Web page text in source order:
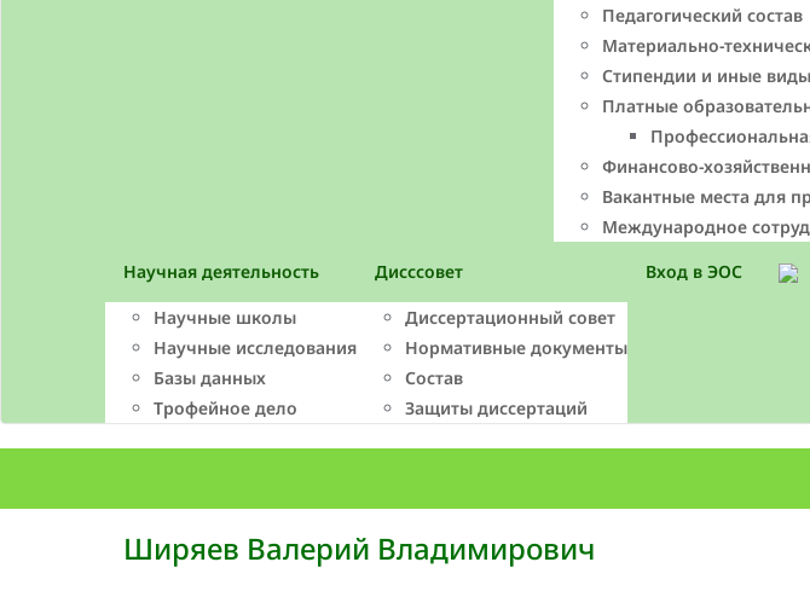
Педагогический состав
Материально-
Стипендии и иные
Платные
Финансово-
Вакантные места для
Международное
Научная деятельность
Научные школы
Научные исследования
Базы данных
Трофейное дело
Дисссовет
Диссертационный совет
Нормативные документы
Состав
Защиты диссертаций
Вход в ЭОС
Ширяев Валерий Владимирович